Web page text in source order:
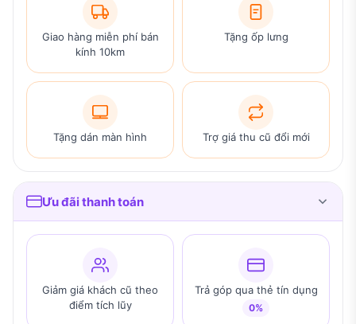
Giao hàng miễn phí bán
kính 10km
Tặng ốp lưng
Tặng dán màn hình Trợ giá thu cũ đổi mới
Ưu đãi thanh toán
Giảm giá khách cũ theo
điểm tích lũy
Trả góp qua thẻ tín dụng
0%